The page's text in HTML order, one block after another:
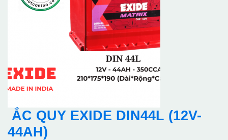
1.320.000₫.
ẮC QUY EXIDE DIN44L (12V-
44AH)